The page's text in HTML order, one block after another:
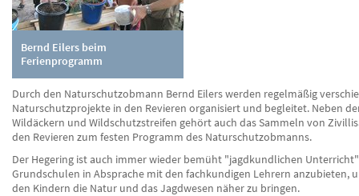
Bernd Eilers beim
Ferienprogramm
Durch den Naturschutzobmann Bernd Eilers werden regelmäßig
Naturschutzprojekte in den Revieren organisiert und begleitet. Neben
Wildäckern und Wildschutzstreifen gehört auch das Sammeln von
den Revieren zum festen Programm des Naturschutzobmanns.
Der Hegering ist auch immer wieder bemüht "jagdkundlichen
Grundschulen in Absprache mit den fachkundigen Lehrern anzubieten,
den Kindern die Natur und das Jagdwesen näher zu bringen.